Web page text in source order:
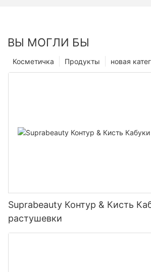
ВЫ МОГЛИ БЫ
новая
Продукты
Косметичка
Suprabeauty Контур & Кисть
растушевки